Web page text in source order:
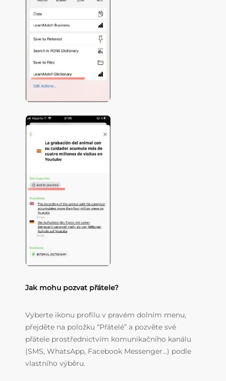
Jak mohu pozvat přátele?
Vyberte ikonu profilu v pravém dolním menu,
přejděte na položku “Přátelé” a pozvěte své
přátele prostřednictvím komunikačního kanálu
(SMS, WhatsApp, Facebook Messenger…) podle
vlastního výběru.